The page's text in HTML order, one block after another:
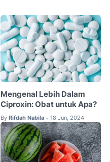
Mengenal Lebih Dalam
Ciproxin: Obat untuk Apa?
By Rifdah Nabila • 18 Jun, 2024